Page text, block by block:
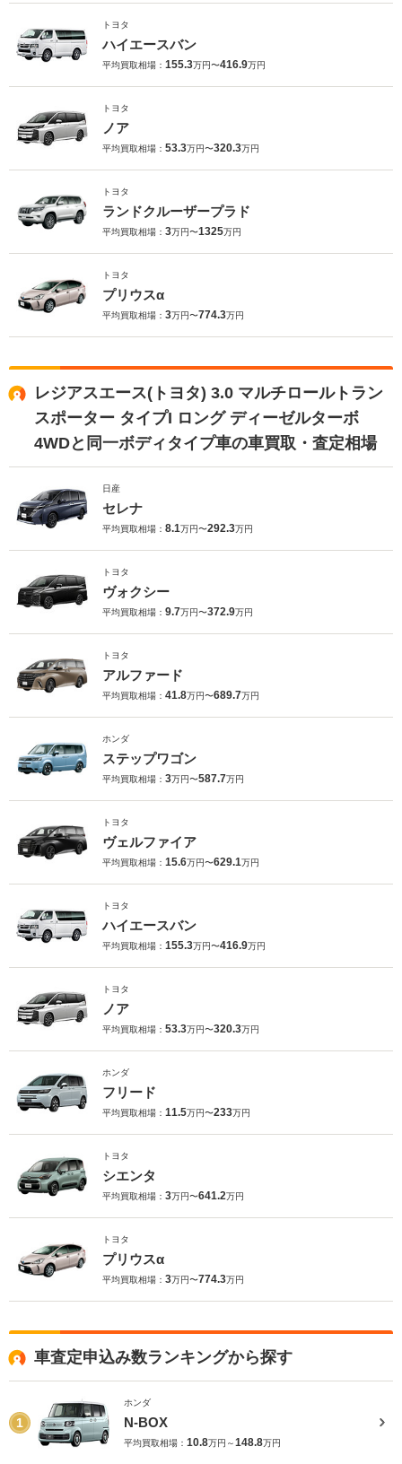
トヨタ
ハイエースバン
平均買取相場： 155.3万円〜416.9万円
トヨタ
ノア
平均買取相場： 53.3万円〜320.3万円
トヨタ
ランドクルーザープラド
平均買取相場： 3万円〜1325万円
トヨタ
プリウスα
平均買取相場： 3万円〜774.3万円
レジアスエース(トヨタ) 3.0 マルチロールトラン
スポーター タイプI ロング ディーゼルターボ
4WDと同一ボディタイプ車の車買取・査定相場
日産
セレナ
平均買取相場： 8.1万円〜292.3万円
トヨタ
ヴォクシー
平均買取相場： 9.7万円〜372.9万円
トヨタ
アルファード
平均買取相場： 41.8万円〜689.7万円
ホンダ
ステップワゴン
平均買取相場： 3万円〜587.7万円
トヨタ
ヴェルファイア
平均買取相場： 15.6万円〜629.1万円
トヨタ
ハイエースバン
平均買取相場： 155.3万円〜416.9万円
トヨタ
ノア
平均買取相場： 53.3万円〜320.3万円
ホンダ
フリード
平均買取相場： 11.5万円〜233万円
トヨタ
シエンタ
平均買取相場： 3万円〜641.2万円
トヨタ
プリウスα
平均買取相場： 3万円〜774.3万円
車査定申込み数ランキングから探す
1
ホンダ
N-BOX
平均買取相場： 10.8万円～148.8万円